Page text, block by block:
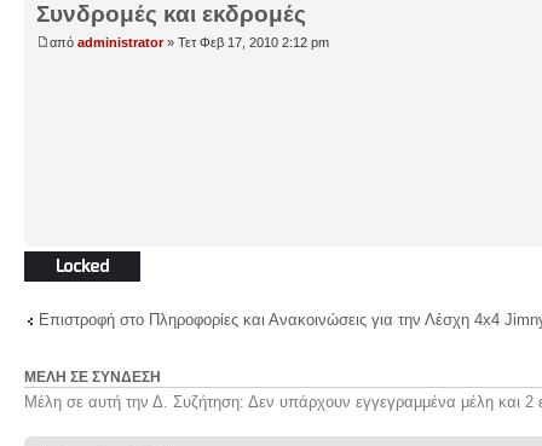
Συνδρομές και εκδρομές
από administrator» Τετ Φεβ 17, 2010 2:12 pm
Το θέμα
κλειδώθηκε
Επιστροφή στο Πληροφορίες και Ανακοινώσεις για την Λέσχη 4x4
ΜΈΛΗ ΣΕ ΣΎΝΔΕΣΗ
Μέλη σε αυτή την Δ. Συζήτηση: Δεν υπάρχουν εγγεγραμμένα μέλη και 2